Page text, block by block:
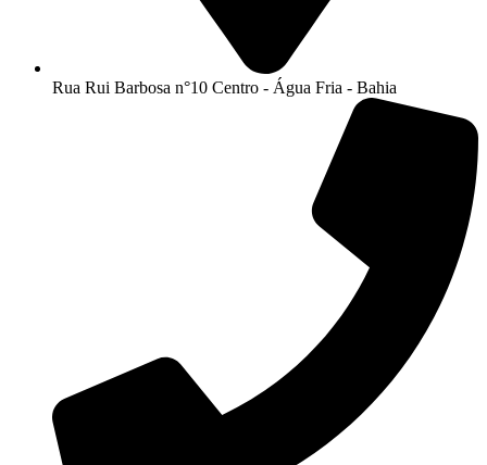
Rua Rui Barbosa n°10 Centro - Água Fria - Bahia